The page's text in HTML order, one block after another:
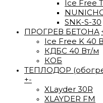
Ice Free
SNK-S-30
ПРОГРЕВ БЕТОНА
Ice Free K 40
КДБС 40 Вт/м
КОБ
ТЕПЛОДОР
+-
XLayder 30R
XLAYDER FM